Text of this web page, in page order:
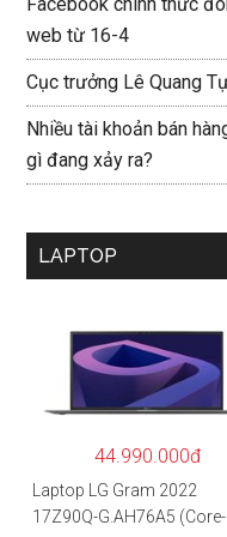
web từ 16-4
Cục trưởng Lê Quang
Nhiều tài khoản bán
gì đang xảy ra?
LAPTOP
44.990.000đ
Laptop LG Gram 2022
17Z90Q-G.AH76A5